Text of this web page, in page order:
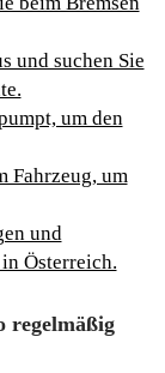
und suchen Sie
um den
Fahrzeug, um
und
Österreich.
regelmäßig